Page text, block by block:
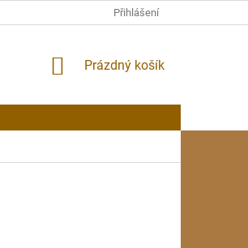
Přihlášení
NÁKUPNÍ
Prázdný košík